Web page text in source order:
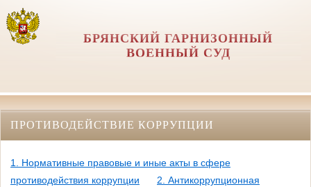
БРЯНСКИЙ ГАРНИЗОННЫЙ
ВОЕННЫЙ СУД
ПРОТИВОДЕЙСТВИЕ КОРРУПЦИИ
1. Нормативные правовые и иные акты в сфере
противодействия коррупции
2. Антикоррупционная